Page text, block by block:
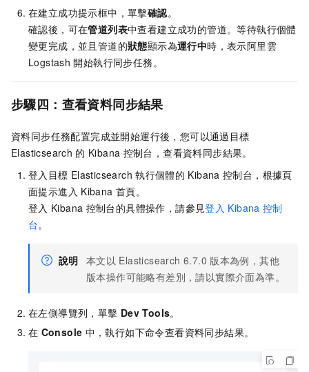
在建立成功提示框中，單擊確認。
確認後，可在管道列表中查看建立成功的管道。等待執行個體
變更完成，並且管道的狀態顯示為運行中時，表示阿里雲
Logstash 開始執行同步任務。
步驟四：查看資料同步結果
資料同步任務配置完成並開始運行後，您可以通過目標
Elasticsearch 的 Kibana 控制台，查看資料同步結果。
登入目標 Elasticsearch 執行個體的 Kibana 控制台，根據頁
面提示進入 Kibana 首頁。
登入 Kibana 控制台的具體操作，請參見登入 Kibana 控制
台。
說明 本文以 Elasticsearch 6.7.0 版本為例，其他
版本操作可能略有差別，請以實際介面為準。
在左側導覽列，單擊 Dev Tools。
在 Console 中，執行如下命令查看資料同步結果。